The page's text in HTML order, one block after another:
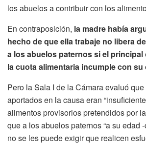
los abuelos a contribuir con los
En contraposición, la madre había
hecho de que ella trabaje no libera
a los abuelos paternos si el
la cuota alimentaria incumple con su
Pero la Sala I de la Cámara evaluó
aportados en la causa eran
alimentos provisorios pretendidos por
que a los abuelos paternos “a su edad
no se les puede exigir que realicen